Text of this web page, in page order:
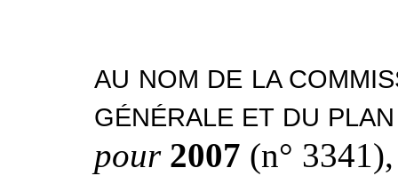
AU NOM DE LA
GÉNÉRALE ET DU
pour2007 (n° 3341),